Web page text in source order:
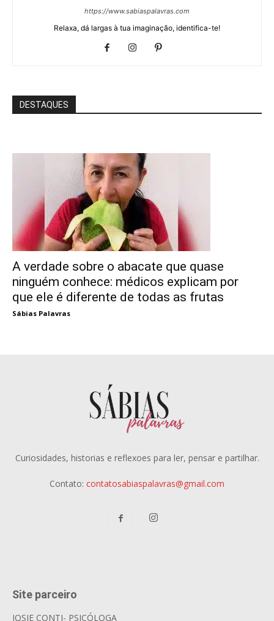
https://www.sabiaspalavras.com
Relaxa, dá largas à tua imaginação, identifica-te!
DESTAQUES
A verdade sobre o abacate que quase
ninguém conhece: médicos explicam por
que ele é diferente de todas as frutas
Sábias Palavras
Curiosidades, historias e reflexoes para ler, pensar e partilhar.
Contato: contatosabiaspalavras@gmail.com
Site parceiro
JOSIE CONTI- PSICÓLOGA